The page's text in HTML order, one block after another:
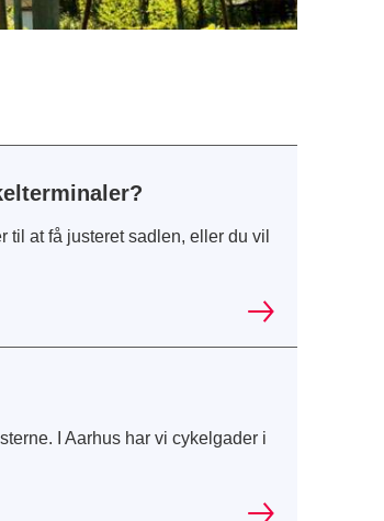
at få justeret sadlen, eller du vil
I Aarhus har vi cykelgader i